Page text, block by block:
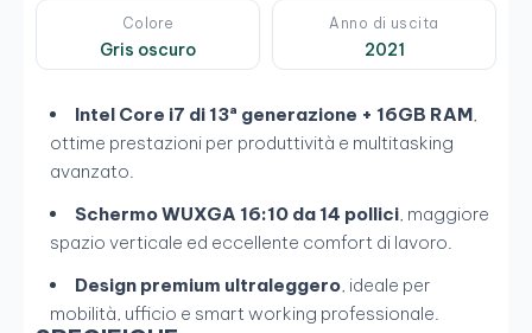
Colore
Gris oscuro
Anno di uscita
2021
Intel Core i7 di 13ª generazione + 16GB RAM
ottime prestazioni per produttività e multitasking
avanzato.
Schermo WUXGA 16:10 da 14 pollici , maggiore
spazio verticale ed eccellente comfort di lavoro.
Design premium ultraleggero , ideale per
mobilità, ufficio e smart working professionale.